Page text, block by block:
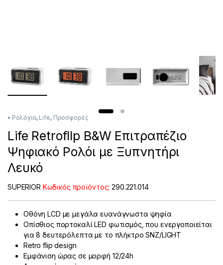
• Ρολόγια, Life, Προσφορές
Life RetroflIp B&W Επιτραπέζιο
Ψηφιακό Ρολόι με Ξυπνητήρι
Λευκό
SUPERIOR Κωδικός προϊόντος: 290.221.014
Οθόνη LCD με μεγάλα ευανάγνωστα ψηφία
Οπίσθιος πορτοκαλί LED φωτισμός, που ενεργοποιείται
για 8 δευτερόλεπτα με το πλήκτρο SNZ/LIGHT
Retro flip design
Εμφάνιση ώρας σε μορφή 12/24h